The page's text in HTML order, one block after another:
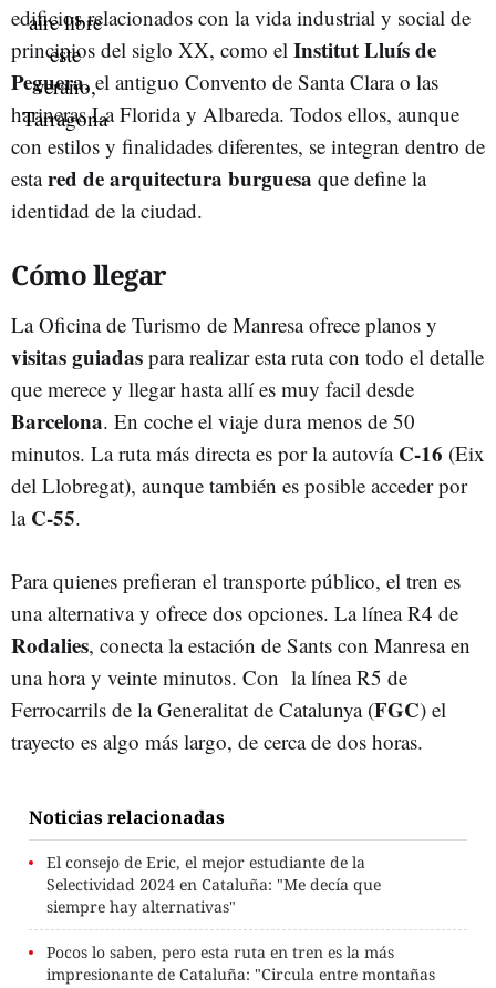
edificios relacionados con la vida industrial y social de
principios del siglo XX, como el Institut Lluís de
Peguera, el antiguo Convento de Santa Clara o las
harineras La Florida y Albareda. Todos ellos, aunque
con estilos y finalidades diferentes, se integran dentro de
estared de arquitectura burguesa que define la
identidad de la ciudad.
Cómo llegar
La Oficina de Turismo de Manresa ofrece planos y
visitas guiadas para realizar esta ruta con todo el detalle
que merece y llegar hasta allí es muy facil desde
Barcelona. En coche el viaje dura menos de 50
minutos. La ruta más directa es por la autovía C-16 (Eix
del Llobregat), aunque también es posible acceder por
la C-55.
Para quienes prefieran el transporte público, el tren es
una alternativa y ofrece dos opciones. La línea R4 de
Rodalies, conecta la estación de Sants con Manresa en
una hora y veinte minutos. Con la línea R5 de
Ferrocarrils de la Generalitat de Catalunya (FGC) el
trayecto es algo más largo, de cerca de dos horas.
Noticias relacionadas
El consejo de Eric, el mejor estudiante de la
Selectividad 2024 en Cataluña: "Me decía que
siempre hay alternativas"
Pocos lo saben, pero esta ruta en tren es la más
impresionante de Cataluña: "Circula entre montañas